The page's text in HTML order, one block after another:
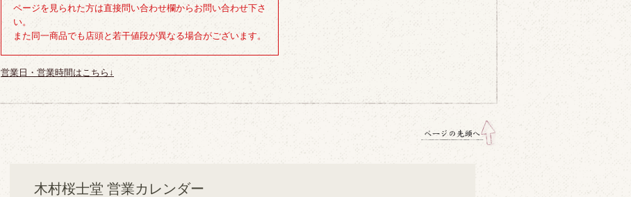
ページを見られた方は直接問い合わせ欄からお問い合わせ下さ
い。
また同一商品でも店頭と若干値段が異なる場合がございます。
営業日・営業時間はこちら↓
木村桜士堂 営業カレンダー